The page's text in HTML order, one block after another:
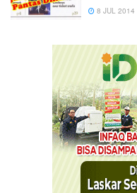
8 JUL 2014